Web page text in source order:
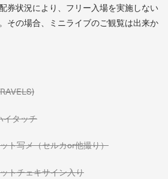
券状況により、フリー入場を実施しない
その場合、ミニライブのご観覧は出来か
イタッチ
ト写メ（セルカor他撮り）
トチェキサイン入り